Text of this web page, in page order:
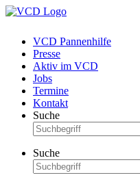
VCD Pannenhilfe
Presse
Aktiv im VCD
Jobs
Termine
Kontakt
Suche
Suche